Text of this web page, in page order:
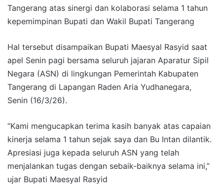
Tangerang atas sinergi dan kolaborasi selama 1 tahun
kepemimpinan Bupati dan Wakil Bupati Tangerang
Hal tersebut disampaikan Bupati Maesyal Rasyid saat
apel Senin pagi bersama seluruh jajaran Aparatur Sipil
Negara (ASN) di lingkungan Pemerintah Kabupaten
Tangerang di Lapangan Raden Aria Yudhanegara,
Senin (16/3/26).
“Kami mengucapkan terima kasih banyak atas capaian
kinerja selama 1 tahun sejak saya dan Bu Intan dilantik.
Apresiasi juga kepada seluruh ASN yang telah
menjalankan tugas dengan sebaik-baiknya selama ini,”
ujar Bupati Maesyal Rasyid